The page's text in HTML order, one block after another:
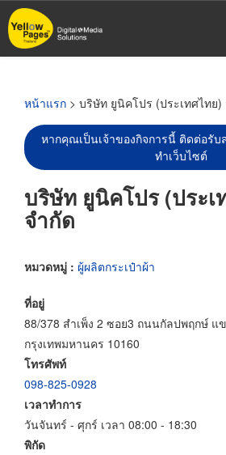
ข้าม
ไป
หน้าแรก > บริษัท ยูนิคโปร (ประเทศไทย)
หากคุณเป็นเจ้าของกิจการนี้ ติดต่อรับ
ทำเว็บไซต์
บริษัท ยูนิคโปร (ประเ
จำกัด
หมวดหมู่ : ผู้ผลิตกระเป๋าผ้า
ที่อยู่
88/378 สำเพ็ง 2 ซอย3 ถนนกัลปพฤกษ์ แ
กรุงเทพมหานคร 10160
โทรศัพท์
098-825-0928
เวลาทำการ
วันจันทร์ - ศุกร์ เวลา 08:00 - 18:30
พิกัด